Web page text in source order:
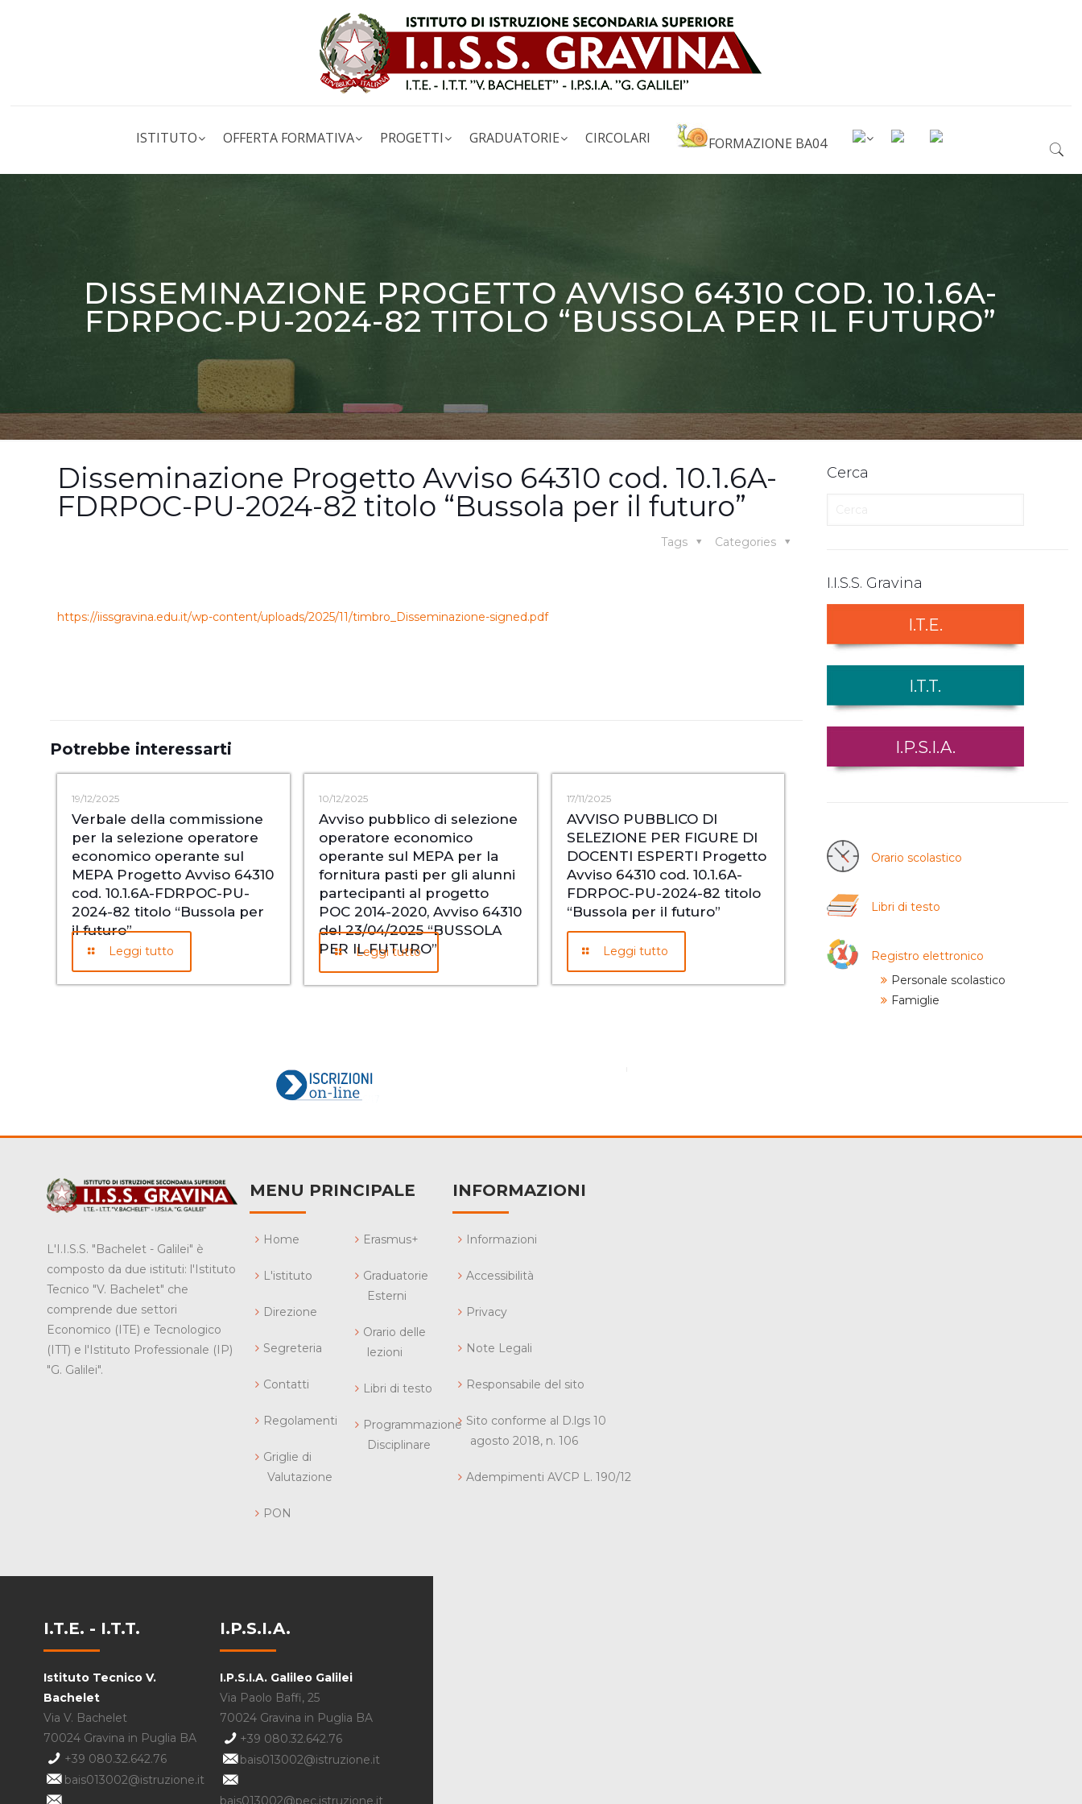
ISTITUTO OFFERTA FORMATIVA PROGETTI GRADUATORIE CIRCOLARI FORMAZIONE BA04
DISSEMINAZIONE PROGETTO AVVISO 64310 COD. 10.1.6A-
FDRPOC-PU-2024-82 TITOLO “BUSSOLA PER IL FUTURO”
Disseminazione Progetto Avviso 64310 cod. 10.1.6A-
FDRPOC-PU-2024-82 titolo “Bussola per il futuro”
Categories
Tags
https://iissgravina.edu.it/wp-content/uploads/2025/11/timbro_Disseminazione-signed.pdf
Potrebbe interessarti
19/12/2025
Verbale della commissione
per la selezione operatore
economico operante sul
MEPA Progetto Avviso 64310
cod. 10.1.6A-FDRPOC-PU-
2024-82 titolo “Bussola per
il futuro”
Leggi tutto
10/12/2025
Avviso pubblico di selezione
operatore economico
operante sul MEPA per la
fornitura pasti per gli alunni
partecipanti al progetto
POC 2014-2020, Avviso 64310
del 23/04/2025 “BUSSOLA
PER IL FUTURO”
Leggi tutto
17/11/2025
AVVISO PUBBLICO DI
SELEZIONE PER FIGURE DI
DOCENTI ESPERTI Progetto
Avviso 64310 cod. 10.1.6A-
FDRPOC-PU-2024-82 titolo
“Bussola per il futuro”
Leggi tutto
Cerca
I.I.S.S. Gravina
I.T.E.
I.T.T.
I.P.S.I.A.
Orario scolastico
Libri di testo
Registro elettronico
Personale scolastico
Famiglie
L'I.I.S.S. "Bachelet - Galilei" è
composto da due istituti: l'Istituto
Tecnico "V. Bachelet" che
comprende due settori
Economico (ITE) e Tecnologico
(ITT) e l'Istituto Professionale (IP)
"G. Galilei".
MENU PRINCIPALE
Home
L'istituto
Direzione
Segreteria
Contatti
Regolamenti
Griglie di
Valutazione
PON
Erasmus+
Graduatorie
Esterni
Orario delle
lezioni
Libri di testo
Programmazione
Disciplinare
INFORMAZIONI
Informazioni
Accessibilità
Privacy
Note Legali
Responsabile del sito
Sito conforme al D.lgs 10
agosto 2018, n. 106
Adempimenti AVCP L. 190/12
I.T.E. - I.T.T.
Istituto Tecnico V.
Bachelet
Via V. Bachelet
70024 Gravina in Puglia BA
+39 080.32.642.76
bais013002@istruzione.it
I.P.S.I.A.
I.P.S.I.A. Galileo Galilei
Via Paolo Baffi, 25
70024 Gravina in Puglia BA
+39 080.32.642.76
bais013002@istruzione.it
bais013002@pec.istruzione.it